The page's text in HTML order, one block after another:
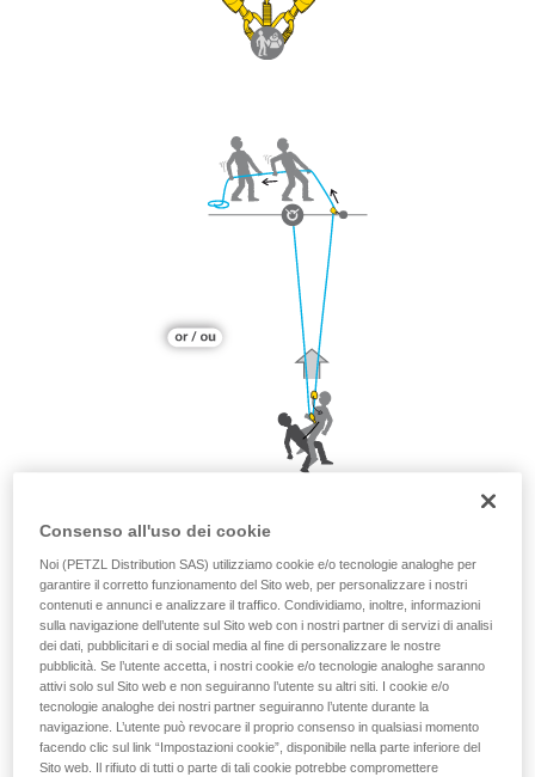
Consenso all'uso dei cookie
Noi (PETZL Distribution SAS) utilizziamo cookie e/o tecnologie analoghe per
garantire il corretto funzionamento del Sito web, per personalizzare i nostri
contenuti e annunci e analizzare il traffico. Condividiamo, inoltre, informazioni
sulla navigazione dell’utente sul Sito web con i nostri partner di servizi di analisi
dei dati, pubblicitari e di social media al fine di personalizzare le nostre
pubblicità. Se l’utente accetta, i nostri cookie e/o tecnologie analoghe saranno
attivi solo sul Sito web e non seguiranno l’utente su altri siti. I cookie e/o
tecnologie analoghe dei nostri partner seguiranno l’utente durante la
navigazione. L’utente può revocare il proprio consenso in qualsiasi momento
facendo clic sul link “Impostazioni cookie”, disponibile nella parte inferiore del
Sito web. Il rifiuto di tutti o parte di tali cookie potrebbe compromettere